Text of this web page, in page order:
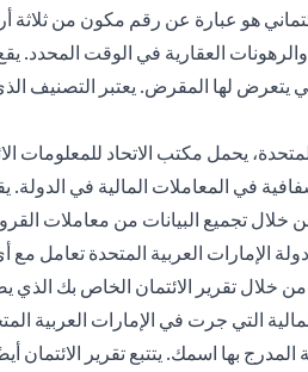
هو عبارة عن رقم مكون من
يحمل مكتب الاتحاد للمعلومات
الشفافية في المعاملات المالية في
خلال تجميع البيانات من معاملات
الإمارات العربية المتحدة تعامل
من خلال تقرير الائتمان الخاص بك الذي
التي جرت في الإمارات العربية
بها اسمك. يتتبع تقرير الائتمان